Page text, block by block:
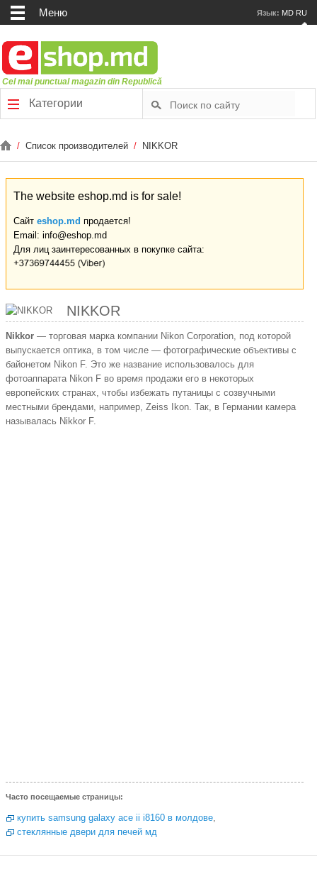
Меню Язык: MD RU
Cel mai punctual magazin din Republică
Категории
/ Список производителей / NIKKOR
The website eshop.md is for sale!
Сайт eshop.md продается!
Email: info@eshop.md
Для лиц заинтересованных в покупке сайта:
NIKKOR
Nikkor — торговая маркакомпании Nikon Corporation, под которой
выпускается оптика, в том числе — фотографические объективы с
байонетом Nikon F. Это же название использовалось для
фотоаппарата Nikon F во время продажи его в некоторых
европейских странах, чтобы избежать путаницы с созвучными
местными брендами, например, Zeiss Ikon. Так, в Германии камера
называлась Nikkor F.
Часто посещаемые страницы:
купить samsung galaxy ace ii i8160 в молдове,
стеклянные двери для печей мд